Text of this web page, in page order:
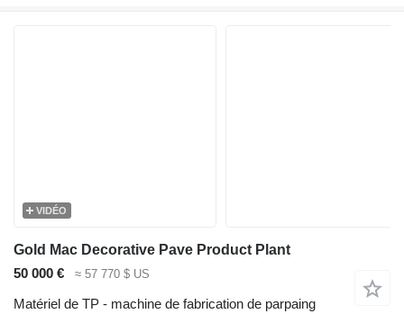
VIDÉO
Gold Mac Decorative Pave Product Plant
50 000 €
≈ 57 770 $ US
Matériel de TP - machine de fabrication de parpaing